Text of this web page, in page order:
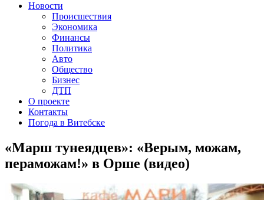
Новости
Происшествия
Экономика
Финансы
Политика
Авто
Общество
Бизнес
ДТП
О проекте
Контакты
Погода в Витебске
«Марш тунеядцев»: «Верым, можам,
пераможам!» в Орше (видео)